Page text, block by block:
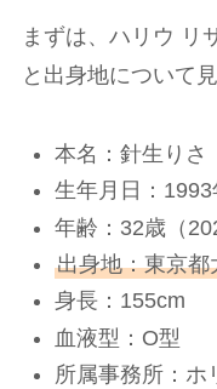
まずは、ハリウ リ
と出身地について
本名：針生りさ
生年月日：1993
年齢：32歳（
出身地：東京都
身長：155cm
血液型：O型
所属事務所：ホ